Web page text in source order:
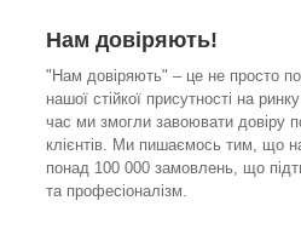
Нам довіряють!
"Нам довіряють" – це не просто
нашої стійкої присутності на
час ми змогли завоювати довіру
клієнтів. Ми пишаємось тим, що
понад 100 000 замовлень, що
та професіоналізм.